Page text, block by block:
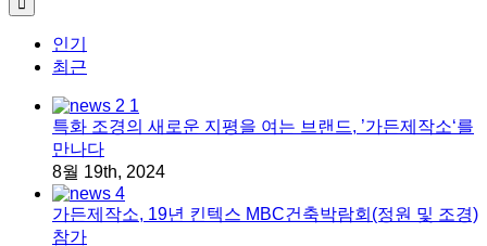
인기
최근
특화 조경의 새로운 지평을 여는 브랜드, ’가든제작소‘를
만나다
8월 19th, 2024
가든제작소, 19년 킨텍스 MBC건축박람회(정원 및 조경)
참가